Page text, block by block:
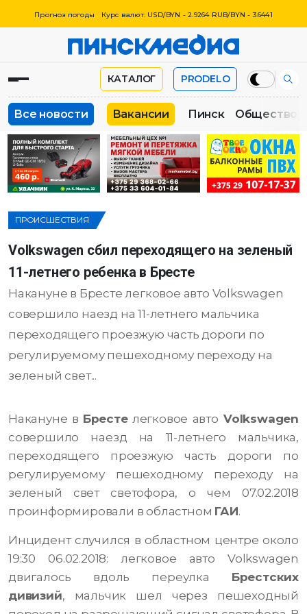
Прогноз погоды Курс валют: USD/BYN - 2.9264 RUB/BYN - 3.6441
КАТАЛОГ PRODELO
Все новости Вакансии Пинск Общество
ПРОИСШЕСТВИЯ
Volkswagen сбил переходящего на зеленый
11-летнего ребенка в Бресте
Накануне в Бресте легковое авто Volkswagen
совершило наезд на 11-летнего мальчика
переходящего проезжую часть дороги по
регулируемому пешеходному переходу на
зеленый свет...
Накануне в Брестелегковое авто Volkswagen
совершило наезд на 11-летнего мальчика,
переходящего проезжую часть дороги по
регулируемому пешеходному переходу на
зеленый свет светофора, о чем 07.02.2018
проинформировали в областном ГАИ.
Инцидент случился в областном центре около
19:30 06.02.2018: легковое авто Volkswagen
двигалось вдоль переулка Брестских
дивизий, мальчик шел через пешеходный